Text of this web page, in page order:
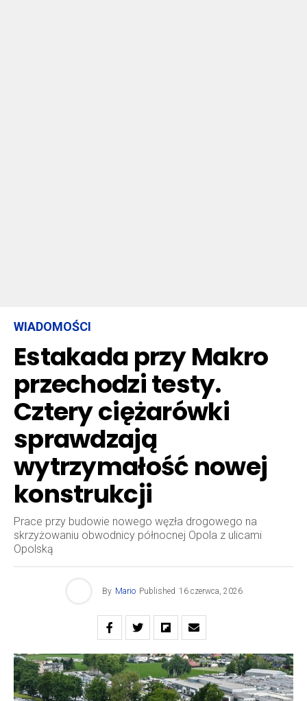
WIADOMOŚCI
Estakada przy Makro
przechodzi testy.
Cztery ciężarówki
sprawdzają
wytrzymałość nowej
konstrukcji
Prace przy budowie nowego węzła drogowego na
skrzyżowaniu obwodnicy północnej Opola z ulicami
Opolską
By Mario Published 16 czerwca, 2026